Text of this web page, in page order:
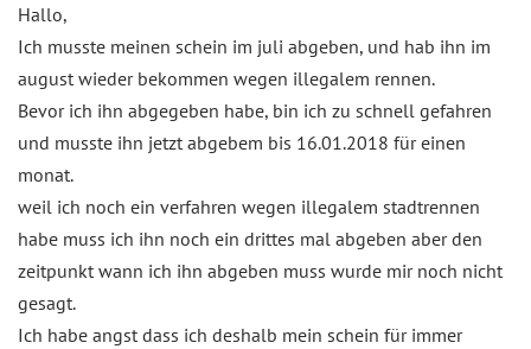
Hallo,
Ich musste meinen schein im juli abgeben, und hab ihn im
august wieder bekommen wegen illegalem rennen.
Bevor ich ihn abgegeben habe, bin ich zu schnell gefahren
und musste ihn jetzt abgebem bis 16.01.2018 für einen
monat.
weil ich noch ein verfahren wegen illegalem stadtrennen
habe muss ich ihn noch ein drittes mal abgeben aber den
zeitpunkt wann ich ihn abgeben muss wurde mir noch nicht
gesagt.
Ich habe angst dass ich deshalb mein schein für immer